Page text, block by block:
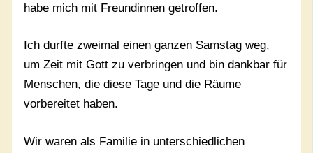
habe mich mit Freundinnen getroffen.
Ich durfte zweimal einen ganzen Samstag weg,
um Zeit mit Gott zu verbringen und bin dankbar für
Menschen, die diese Tage und die Räume
vorbereitet haben.
Wir waren als Familie in unterschiedlichen